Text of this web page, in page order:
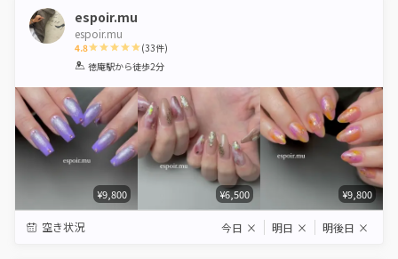
espoir.mu
espoir.mu
4.8
1 2 3 4 5
(33件)
徳庵駅から徒歩2分
¥9,800 ¥6,500 ¥9,800
空き状況 今日 × 明日 × 明後日 ×